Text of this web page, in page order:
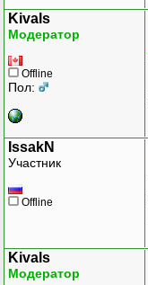
Kivals
Модератор
Offline
Пол:
IssakN
Участник
Offline
Kivals
Модератор